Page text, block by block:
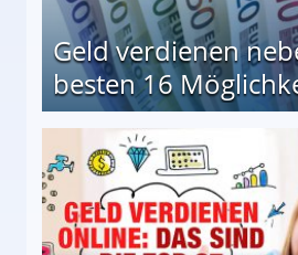
Geld verdienen
besten 16